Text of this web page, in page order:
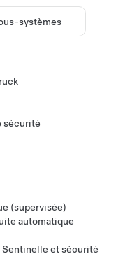
systèmes
sécurité
(supervisée)
automatique
Sentinelle et sécurité